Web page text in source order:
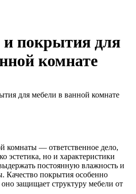
покрытия для
комнате
для мебели в ванной комнате
комнаты — ответственное дело,
эстетика, но и характеристики
постоянную влажность и
Качество покрытия особенно
защищает структуру мебели от